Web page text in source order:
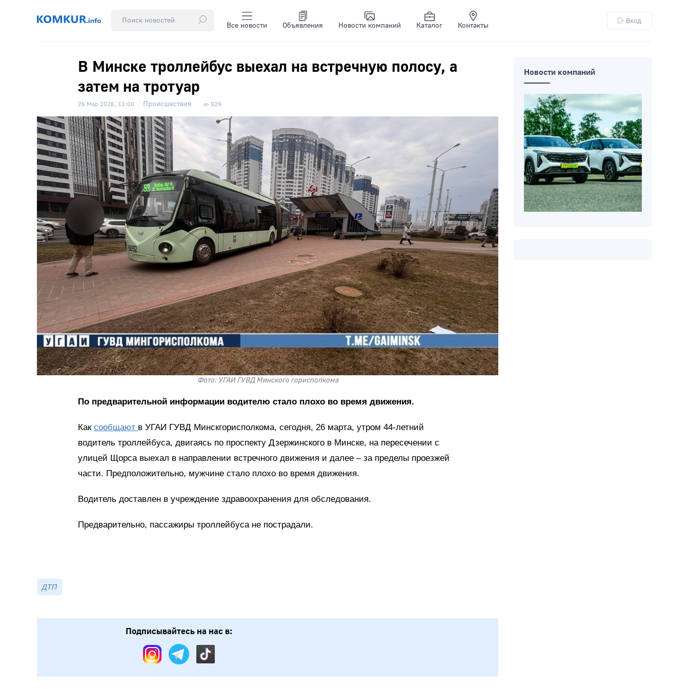
Все новости Объявления Новости компаний Каталог Контакты
Вход
В Минске троллейбус выехал на встречную полосу, а
затем на тротуар
26 Мар 2026, 11:00 Происшествия 929
Фото: УГАИ ГУВД Минского горисполкома
По предварительной информации водителю стало плохо во время движения.
Как сообщают в УГАИ ГУВД Минскгорисполкома, сегодня, 26 марта, утром 44-летний
водитель троллейбуса, двигаясь по проспекту Дзержинского в Минске, на пересечении с
улицей Щорса выехал в направлении встречного движения и далее – за пределы проезжей
части. Предположительно, мужчине стало плохо во время движения.
Водитель доставлен в учреждение здравоохранения для обследования.
Предварительно, пассажиры троллейбуса не пострадали.
ДТП
Подписывайтесь на нас в:
Новости компаний